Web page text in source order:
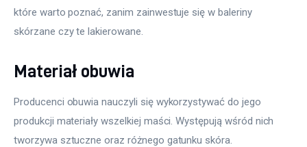
Zdrowie
które warto poznać, zanim zainwestuje się w baleriny
skórzane czy te lakierowane.
Materiał obuwia
Producenci obuwia nauczyli się wykorzystywać do jego
produkcji materiały wszelkiej maści. Występują wśród nich
tworzywa sztuczne oraz różnego gatunku skóra.